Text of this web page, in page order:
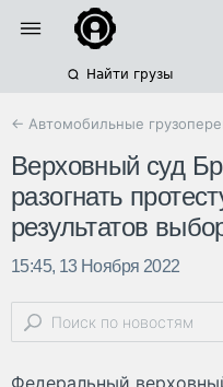
Найти грузы
← Автомобильные
Верховный суд
разогнать
результатов
15:45, 13 Ноября 2022